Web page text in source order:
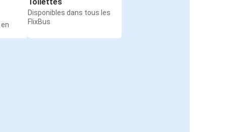
Disponibles dans tous les
FlixBus